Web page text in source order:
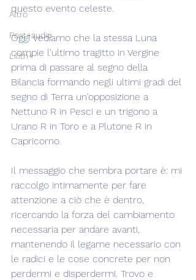
Altro
Post+audio
Lilith+
questo evento celeste.
Oggi vediamo che la stessa Luna
compie l'ultimo tragitto in Vergine
prima di passare al segno della
Bilancia formando negli ultimi gradi del
segno di Terra un'opposizione a
Nettuno R in Pesci e un trigono a
Urano R in Toro e a Plutone R in
Capricorno.
Il messaggio che sembra portare è: mi
raccolgo intimamente per fare
attenzione a ciò che è dentro,
ricercando la forza del cambiamento
necessaria per andare avanti,
mantenendo il legame necessario con
le radici e le cose concrete per non
perdermi e disperdermi. Trovo e